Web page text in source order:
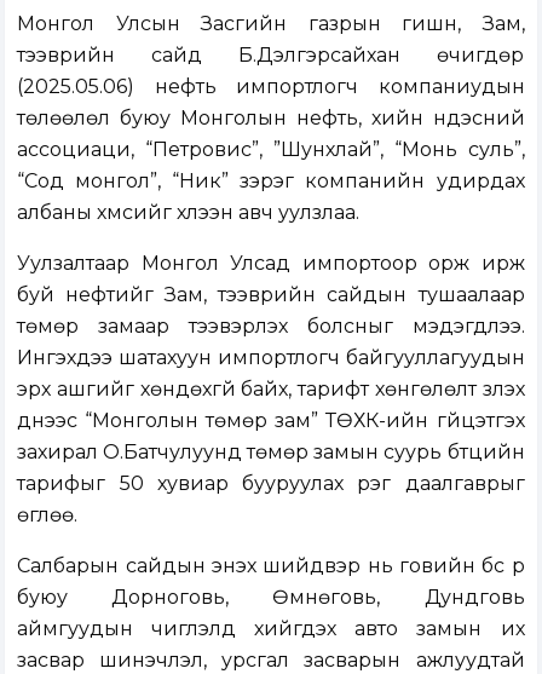
Монгол Улсын Засгийн газрын гишүүн, Зам,
тээврийн сайд Б.Дэлгэрсайхан өчигдөр
(2025.05.06) нефть импортлогч компаниудын
төлөөлөл буюу Монголын нефть, хийн үндэсний
ассоциаци, “Петровис”, ”Шунхлай”, “Монь суль”,
“Сод монгол”, “Ник” зэрэг компанийн удирдах
албаны хүмүүсийг хүлээн авч уулзлаа.
Уулзалтаар Монгол Улсад импортоор орж ирж
буй нефтийг Зам, тээврийн сайдын тушаалаар
төмөр замаар тээвэрлэх болсныг мэдэгдлээ.
Ингэхдээ шатахуун импортлогч байгууллагуудын
эрх ашгийг хөндөхгүй байх, тарифт хөнгөлөлт үзүүлэх
үүднээс “Монголын төмөр зам” ТӨХК-ийн гүйцэтгэх
захирал О.Батчулуунд төмөр замын суурь бүтцийн
тарифыг 50 хувиар бууруулах үүрэг даалгаврыг
өглөө.
Салбарын сайдын энэхүү шийдвэр нь говийн бүс рүү
буюу Дорноговь, Өмнөговь, Дундговь
аймгуудын чиглэлд хийгдэх авто замын их
засвар шинэчлэл, урсгал засварын ажлуудтай